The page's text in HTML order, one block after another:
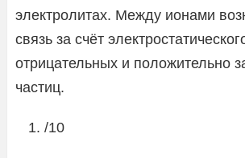
электролитах. Между ионами
связь за счёт
отрицательных и положительно
частиц.
/10